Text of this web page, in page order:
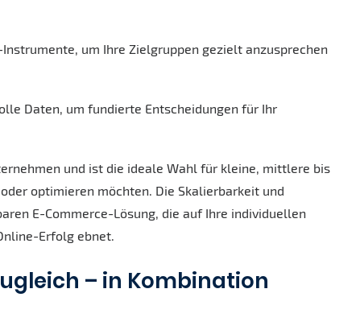
um Ihre Zielgruppen gezielt anzusprechen
Daten, um fundierte Entscheidungen für Ihr
und ist die ideale Wahl für kleine, mittlere bis
optimieren möchten. Die Skalierbarkeit und
E-Commerce-Lösung, die auf Ihre individuellen
Erfolg ebnet.
– in Kombination